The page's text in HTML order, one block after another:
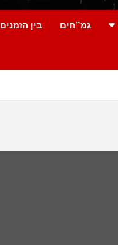
גמ”חים בין הזמנים